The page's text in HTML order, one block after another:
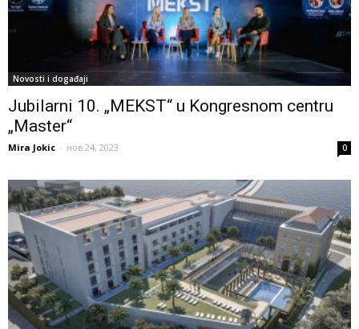
Novosti i događaji
Jubilarni 10. „MEKST“ u Kongresnom centru
„Master“
Mira Jokic - нов 24, 2023 0